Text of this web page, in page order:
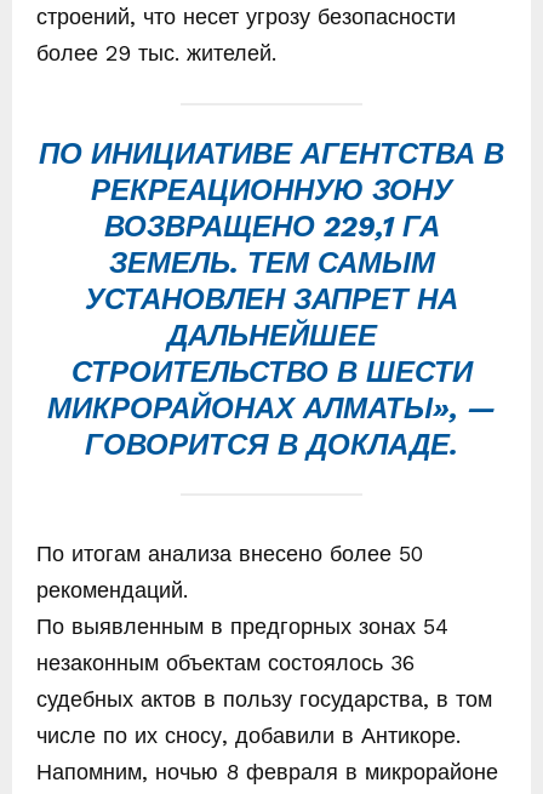
строений, что несет угрозу безопасности
более 29 тыс. жителей.
ПО ИНИЦИАТИВЕ АГЕНТСТВА В
РЕКРЕАЦИОННУЮ ЗОНУ
ВОЗВРАЩЕНО 229,1 ГА
ЗЕМЕЛЬ. ТЕМ САМЫМ
УСТАНОВЛЕН ЗАПРЕТ НА
ДАЛЬНЕЙШЕЕ
СТРОИТЕЛЬСТВО В ШЕСТИ
МИКРОРАЙОНАХ АЛМАТЫ», —
ГОВОРИТСЯ В ДОКЛАДЕ.
По итогам анализа внесено более 50
рекомендаций.
По выявленным в предгорных зонах 54
незаконным объектам состоялось 36
судебных актов в пользу государства, в том
числе по их сносу, добавили в Антикоре.
Напомним, ночью 8 февраля в микрорайоне